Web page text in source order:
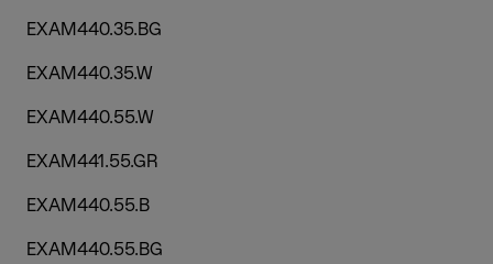
EXAM440.35.BG
EXAM440.35.W
EXAM440.55.W
EXAM441.55.GR
EXAM440.55.B
EXAM440.55.BG